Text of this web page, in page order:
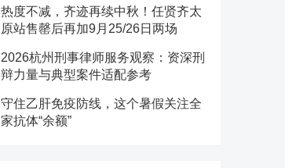
热度不减，齐迹再续中秋！任贤齐太
原站售罄后再加9月25/26日两场
2026杭州刑事律师服务观察：资深刑
辩力量与典型案件适配参考
守住乙肝免疫防线，这个暑假关注全
家抗体“余额”